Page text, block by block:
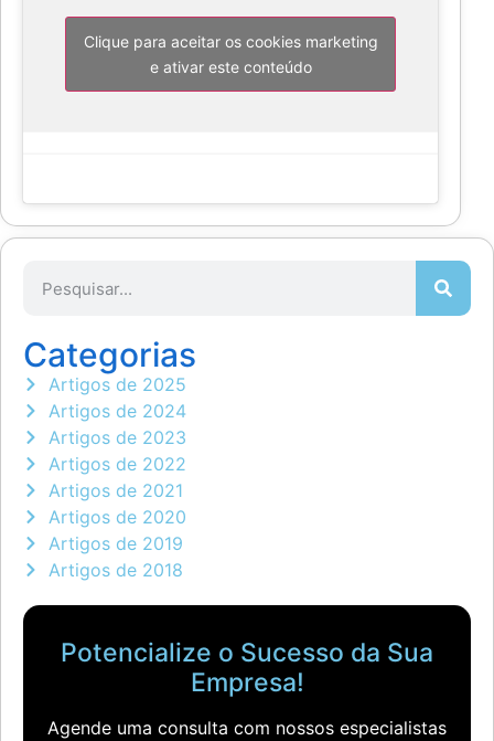
Clique para aceitar os cookies marketing
e ativar este conteúdo
Categorias
Artigos de 2025
Artigos de 2024
Artigos de 2023
Artigos de 2022
Artigos de 2021
Artigos de 2020
Artigos de 2019
Artigos de 2018
Potencialize o Sucesso da Sua
Empresa!
Agende uma consulta com nossos especialistas